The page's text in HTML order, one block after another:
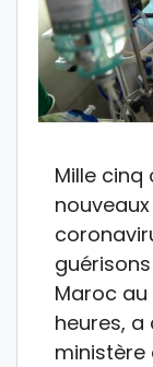
Mille
Maroc
heures,
ministère